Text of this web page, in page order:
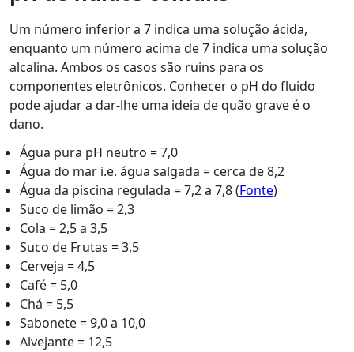
Um número inferior a 7 indica uma solução ácida,
enquanto um número acima de 7 indica uma solução
alcalina. Ambos os casos são ruins para os
componentes eletrônicos. Conhecer o pH do fluido
pode ajudar a dar-lhe uma ideia de quão grave é o
dano.
Água pura pH neutro = 7,0
Água do mar i.e. água salgada = cerca de 8,2
Água da piscina regulada = 7,2 a 7,8 (Fonte)
Suco de limão = 2,3
Cola = 2,5 a 3,5
Suco de Frutas = 3,5
Cerveja = 4,5
Café = 5,0
Chá = 5,5
Sabonete = 9,0 a 10,0
Alvejante = 12,5